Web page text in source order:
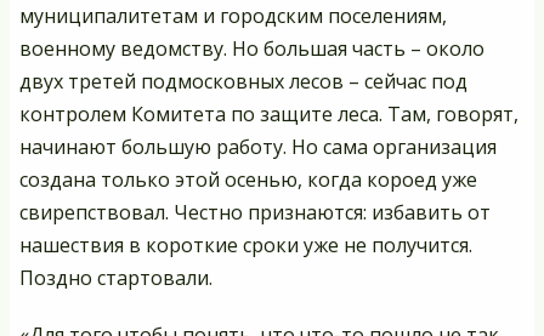
муниципалитетам и городским поселениям,
военному ведомству. Но большая часть – около
двух третей подмосковных лесов – сейчас под
контролем Комитета по защите леса. Там, говорят,
начинают большую работу. Но сама организация
создана только этой осенью, когда короед уже
свирепствовал. Честно признаются: избавить от
нашествия в короткие сроки уже не получится.
Поздно стартовали.